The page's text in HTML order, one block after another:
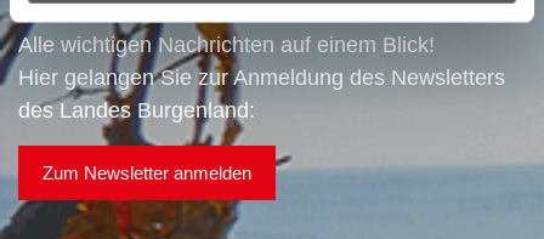
Alle wichtigen Nachrichten auf einem Blick!
Hier gelangen Sie zur Anmeldung des Newsletters
des Landes Burgenland:
Zum Newsletter anmelden